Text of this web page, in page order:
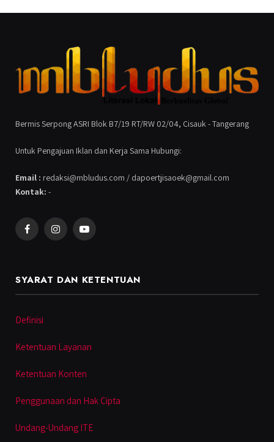
Bermis Serpong ASRI Blok B7/19 RT/RW 02/04, Cisauk - Tangerang
Untuk Pengajuan Iklan dan Kerja Sama Hubungi:
Email : redaksi@mbludus.com / dapoertjisaoek@gmail.com
Kontak: -
FacebookInstagramYouTube
SYARAT DAN KETENTUAN
Definisi
Ketentuan Layanan
Ketentuan Konten
Penggunaan dan Hak Cipta
Undang-Undang ITE